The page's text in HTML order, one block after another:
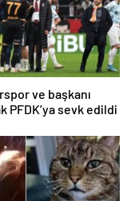
ve başkanı
PFDK’ya sevk edildi